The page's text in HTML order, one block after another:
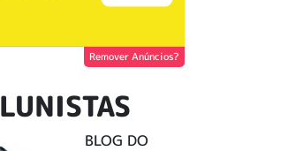
Remover Anúncios?
BLOG DO